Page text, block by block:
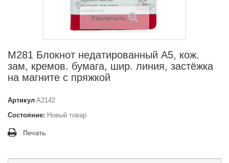
Увеличить
M281 Блокнот недатированный А5, кож.
зам, кремов. бумага, шир. линия, застёжка
на магните с пряжкой
Артикул A2142
Состояние: Новый товар
Печать